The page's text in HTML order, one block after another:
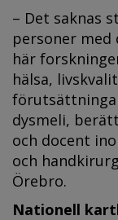
– Det saknas
personer med
här
hälsa,
dysmeli,
och docent
och
Örebro.
Nationell